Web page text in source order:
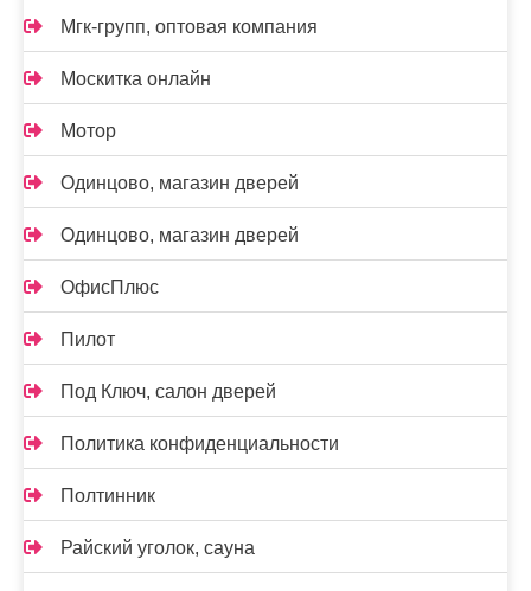
Мгк-групп, оптовая компания
Москитка онлайн
Мотор
Одинцово, магазин дверей
Одинцово, магазин дверей
ОфисПлюс
Пилот
Под Ключ, салон дверей
Политика конфиденциальности
Полтинник
Райский уголок, сауна